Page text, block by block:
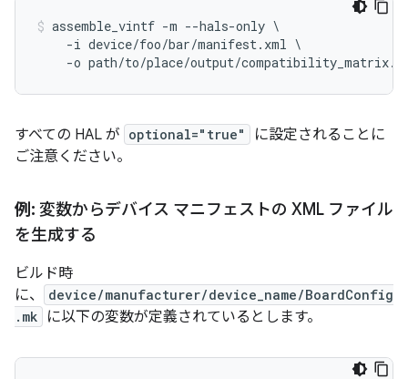
assemble_vintf -m --hals-only \
    -i device/foo/bar/manifest.xml \
すべての HAL が optional="true"
に設定されることに
ご注意ください。
例: 変数からデバイス マニフェストの XML ファイル
を生成する
ビルド時
に、
device/manufacturer/device_name/BoardConfig
.mk
に以下の変数が定義されているとします。